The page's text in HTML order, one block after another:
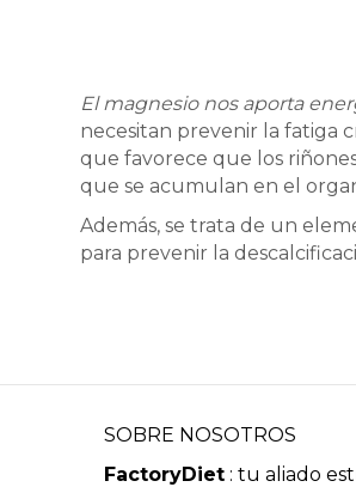
El magnesio nos aporta
necesitan prevenir la fatiga
que favorece que los
que se acumulan en el
Además, se trata de un
para prevenir la
SOBRE NOSOTROS
FactoryDiet : tu aliado